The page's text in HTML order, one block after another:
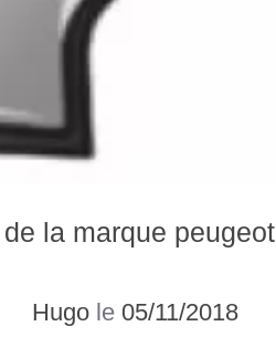
la marque peugeot
Hugo le 05/11/2018